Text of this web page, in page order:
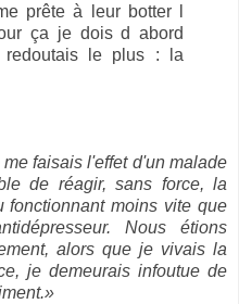
prête à leur botter l
ça je dois d abord
le plus : la
faisais l'effet d'un malade
de réagir, sans force, la
fonctionnant moins vite que
Nous étions
alors que je vivais la
je demeurais infoutue de